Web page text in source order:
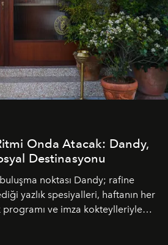
Onda Atacak: Dandy,
Destinasyonu
noktası Dandy; rafine
yazlık spesiyalleri, haftanın her
programı ve imza kokteylleriyle